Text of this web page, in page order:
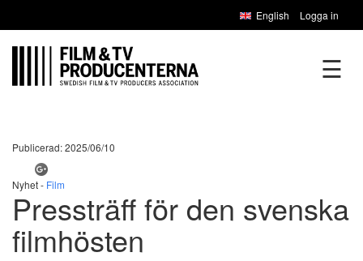
English Logga in
☰
Publicerad: 2025/06/10
Nyhet - Film
Pressträff för den svenska
filmhösten